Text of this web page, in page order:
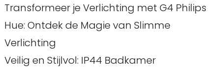
Transformeer je Verlichting met G4 Philips
Hue: Ontdek de Magie van Slimme
Verlichting
Veilig en Stijlvol: IP44 Badkamer